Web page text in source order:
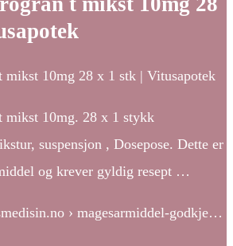
mikst 10mg 28 x 1 stk | Vitusapotek
mikst 10mg. 28 x 1 stykk
suspensjon , Dosepose. Dette er
og krever gyldig resept …
› magesarmiddel-godkje…